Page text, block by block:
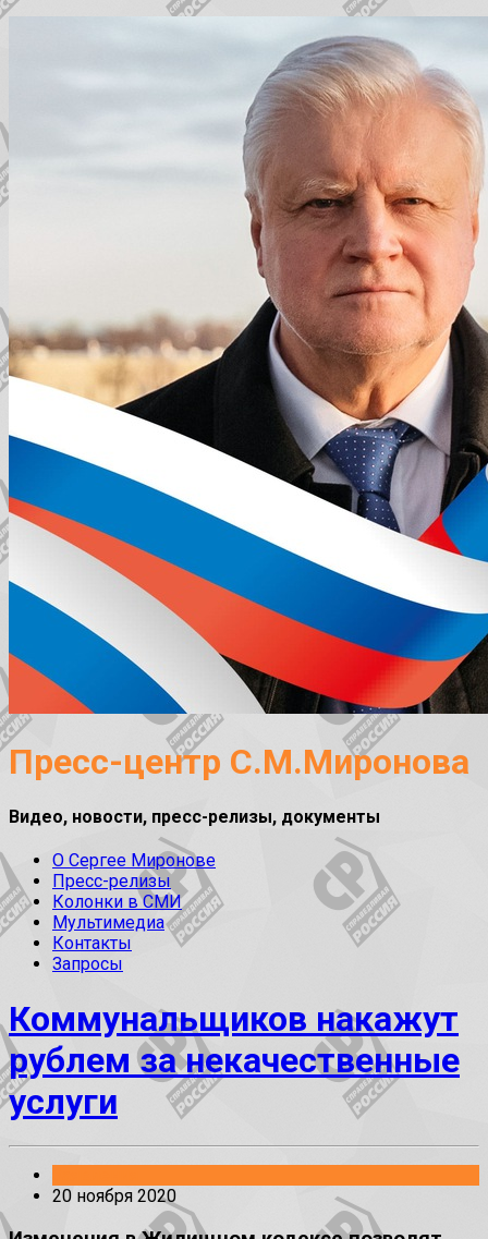
Пресс-центр С.М.Миронова
Видео, новости, пресс-релизы, документы
О Сергее Миронове
Пресс-релизы
Колонки в СМИ
Мультимедиа
Контакты
Запросы
Коммунальщиков накажут
рублем за некачественные
услуги
20 ноября 2020